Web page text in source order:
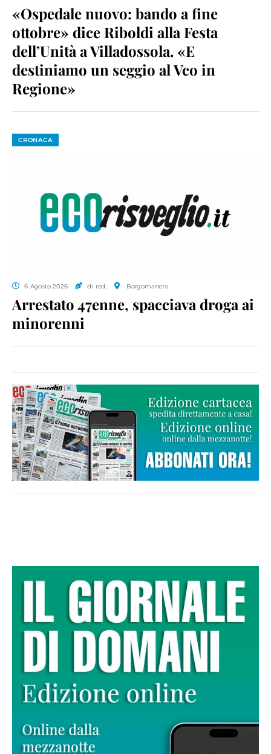
«Ospedale nuovo: bando a fine
ottobre» dice Riboldi alla Festa
dell’Unità a Villadossola. «E
destiniamo un seggio al Vco in
Regione»
CRONACA
6 Agosto 2026 di red. Borgomanero
Arrestato 47enne, spacciava droga ai
minorenni